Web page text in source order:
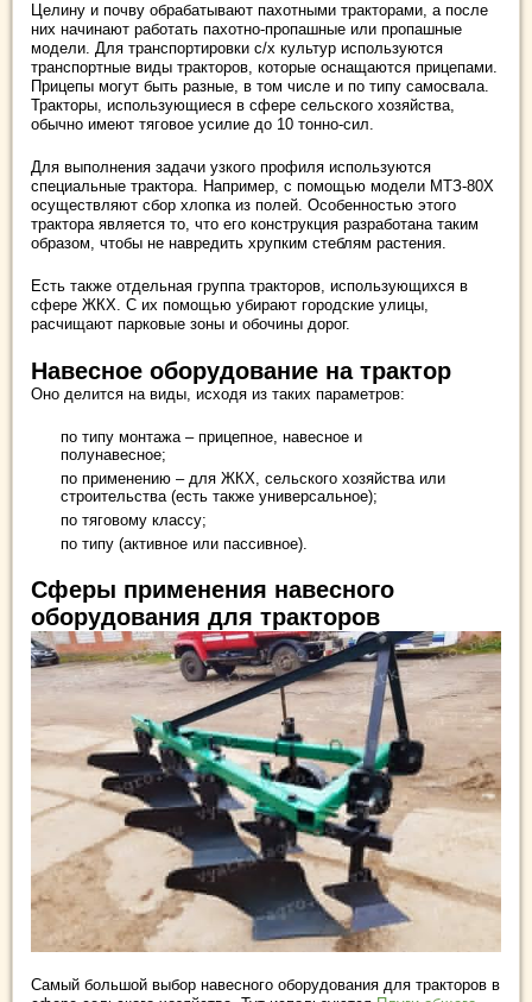
Целину и почву обрабатывают пахотными тракторами, а после
них начинают работать пахотно-пропашные или пропашные
модели. Для транспортировки с/х культур используются
транспортные виды тракторов, которые оснащаются прицепами.
Прицепы могут быть разные, в том числе и по типу самосвала.
Тракторы, использующиеся в сфере сельского хозяйства,
обычно имеют тяговое усилие до 10 тонно-сил.
Для выполнения задачи узкого профиля используются
специальные трактора. Например, с помощью модели МТЗ-80Х
осуществляют сбор хлопка из полей. Особенностью этого
трактора является то, что его конструкция разработана таким
образом, чтобы не навредить хрупким стеблям растения.
Есть также отдельная группа тракторов, использующихся в
сфере ЖКХ. С их помощью убирают городские улицы,
расчищают парковые зоны и обочины дорог.
Навесное оборудование на трактор
Оно делится на виды, исходя из таких параметров:
по типу монтажа – прицепное, навесное и
полунавесное;
по применению – для ЖКХ, сельского хозяйства или
строительства (есть также универсальное);
по тяговому классу;
по типу (активное или пассивное).
Сферы применения навесного
оборудования для тракторов
Самый большой выбор навесного оборудования для тракторов в